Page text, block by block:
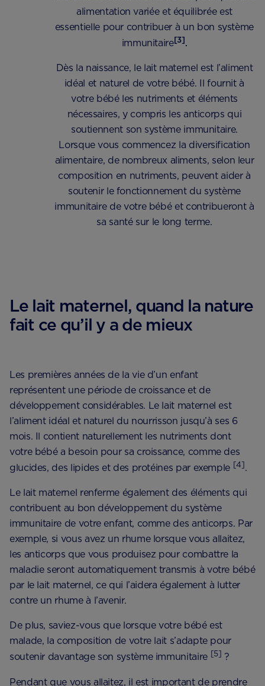
alimentation variée et équilibrée est
essentielle pour contribuer à un bon système
immunitaire[3].
Dès la naissance, le lait maternel est l’aliment
idéal et naturel de votre bébé. Il fournit à
votre bébé les nutriments et éléments
nécessaires, y compris les anticorps qui
soutiennent son système immunitaire.
Lorsque vous commencez la diversification
alimentaire, de nombreux aliments, selon leur
composition en nutriments, peuvent aider à
soutenir le fonctionnement du système
immunitaire de votre bébé et contribueront à
sa santé sur le long terme.
Le lait maternel, quand la nature
fait ce qu’il y a de mieux
Les premières années de la vie d’un enfant
représentent une période de croissance et de
développement considérables. Le lait maternel est
l’aliment idéal et naturel du nourrisson jusqu’à ses 6
mois. Il contient naturellement les nutriments dont
votre bébé a besoin pour sa croissance, comme des
glucides, des lipides et des protéines par exemple [4].
Le lait maternel renferme également des éléments qui
contribuent au bon développement du système
immunitaire de votre enfant, comme des anticorps. Par
exemple, si vous avez un rhume lorsque vous allaitez,
les anticorps que vous produisez pour combattre la
maladie seront automatiquement transmis à votre bébé
par le lait maternel, ce qui l’aidera également à lutter
contre un rhume à l’avenir.
De plus, saviez-vous que lorsque votre bébé est
malade, la composition de votre lait s’adapte pour
soutenir davantage son système immunitaire [5] ?
Pendant que vous allaitez, il est important de prendre